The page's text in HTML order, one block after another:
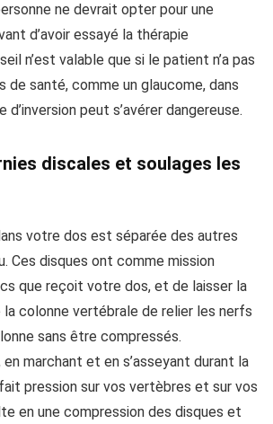
ne devrait opter pour une
d’avoir essayé la thérapie
n’est valable que si le patient n’a pas
de santé, comme un glaucome, dans
d’inversion peut s’avérer dangereuse.
discales et soulages les
votre dos est séparée des autres
Ces disques ont comme mission
que reçoit votre dos, et de laisser la
colonne vertébrale de relier les nerfs
sans être compressés.
marchant et en s’asseyant durant la
pression sur vos vertèbres et sur vos
en une compression des disques et